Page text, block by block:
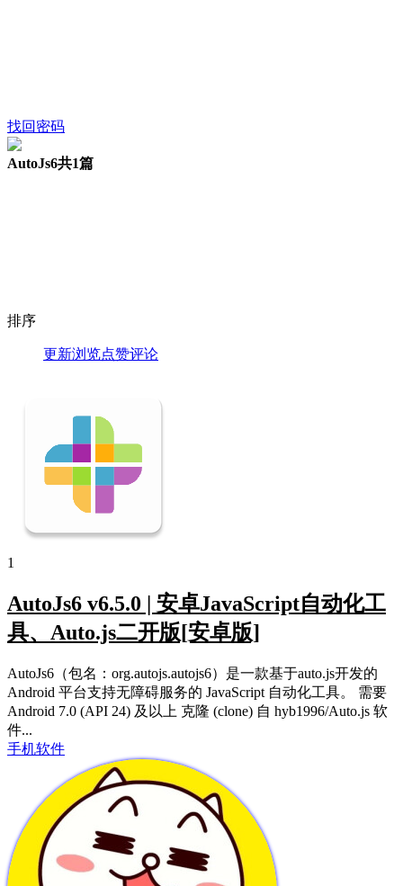
找回密码
AutoJs6共1篇
排序
更新浏览点赞评论
1
AutoJs6 v6.5.0 | 安卓JavaScript自动化工
具、Auto.js二开版[安卓版]
AutoJs6（包名：org.autojs.autojs6）是一款基于auto.js开发的
Android 平台支持无障碍服务的 JavaScript 自动化工具。 需要
Android 7.0 (API 24) 及以上 克隆 (clone) 自 hyb1996/Auto.js 软
件...
手机软件